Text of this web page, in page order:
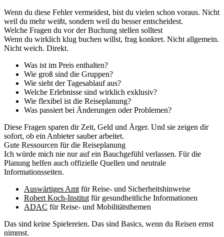
Wenn du diese Fehler vermeidest, bist du vielen schon voraus. Nicht
weil du mehr weißt, sondern weil du besser entscheidest.
Welche Fragen du vor der Buchung stellen solltest
Wenn du wirklich klug buchen willst, frag konkret. Nicht allgemein.
Nicht weich. Direkt.
Was ist im Preis enthalten?
Wie groß sind die Gruppen?
Wie sieht der Tagesablauf aus?
Welche Erlebnisse sind wirklich exklusiv?
Wie flexibel ist die Reiseplanung?
Was passiert bei Änderungen oder Problemen?
Diese Fragen sparen dir Zeit, Geld und Ärger. Und sie zeigen dir
sofort, ob ein Anbieter sauber arbeitet.
Gute Ressourcen für die Reiseplanung
Ich würde mich nie nur auf ein Bauchgefühl verlassen. Für die
Planung helfen auch offizielle Quellen und neutrale
Informationsseiten.
Auswärtiges Amt für Reise- und Sicherheitshinweise
Robert Koch-Institut für gesundheitliche Informationen
ADAC für Reise- und Mobilitätsthemen
Das sind keine Spielereien. Das sind Basics, wenn du Reisen ernst
nimmst.